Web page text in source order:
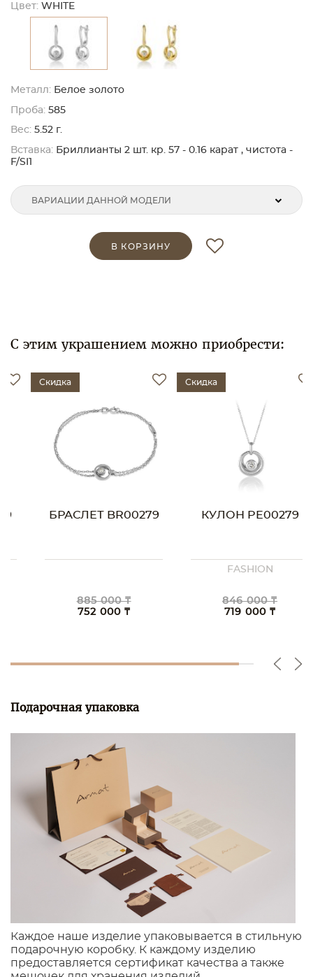
Цвет: WHITE
Металл: Белое золото
Проба: 585
Вес: 5.52 г.
Вставка: Бриллианты 2 шт. кр. 57 - 0.16 карат , чистота -
F/SI1
ВАРИАЦИИ ДАННОЙ МОДЕЛИ
В КОРЗИНУ
С этим украшением можно приобрести:
Скидка
БРАСЛЕТ BR00279
885 000 ₸
752 000 ₸
Скидка
КУЛОН PE00279
FASHION
846 000 ₸
719 000 ₸
Подарочная упаковка
Каждое наше изделие упаковывается в стильную
подарочную коробку. К каждому изделию
предоставляется сертификат качества а также